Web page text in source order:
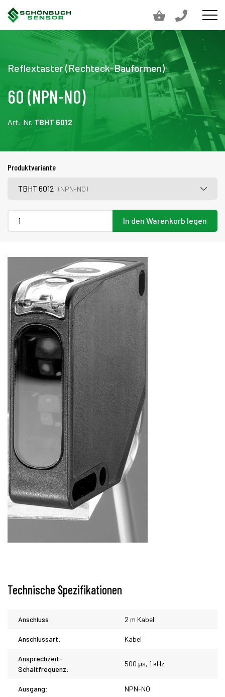
Reflextaster (Rechteck-Bauformen)
60 (NPN-NO)
Art.-Nr. TBHT 6012
Produktvariante
TBHT 6012(NPN-NO)
In den Warenkorb legen
Technische Spezifikationen
Anschluss: 2 m Kabel
Anschlussart: Kabel
Ansprechzeit-
Schaltfrequenz:
500 μs, 1 kHz
Ausgang: NPN-NO